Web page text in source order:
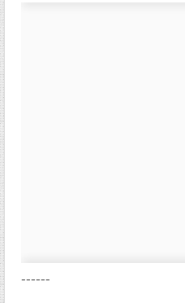
------